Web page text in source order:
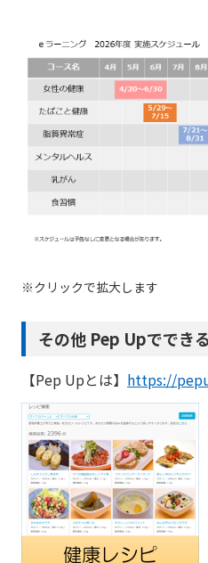
※クリックで拡大します
その他 Pep Upででき
【Pep Upとは】 https://